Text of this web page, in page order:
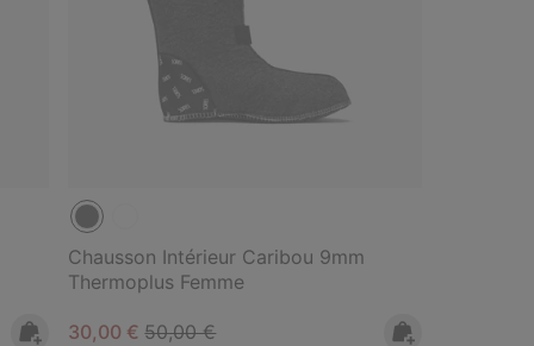
Chausson Intérieur Caribou 9mm
Thermoplus Femme
Sale price:
30,00 €Regular price:
50,00 €